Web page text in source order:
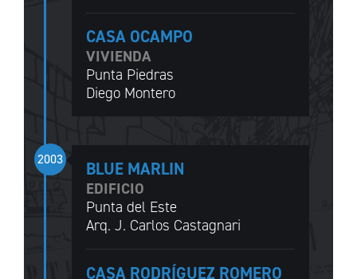
CASA OCAMPO
VIVIENDA
Punta Piedras
Diego Montero
2003 BLUE MARLIN
EDIFICIO
Punta del Este
Arq. J. Carlos Castagnari
CASA RODRÍGUEZ ROMERO